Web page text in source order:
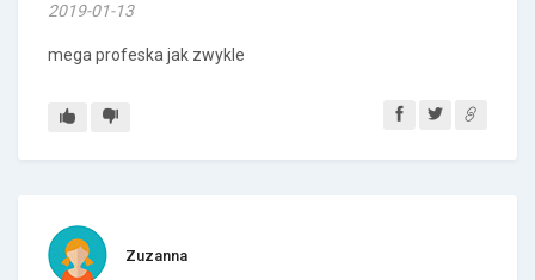
2019-01-13
mega profeska jak zwykle
Zuzanna